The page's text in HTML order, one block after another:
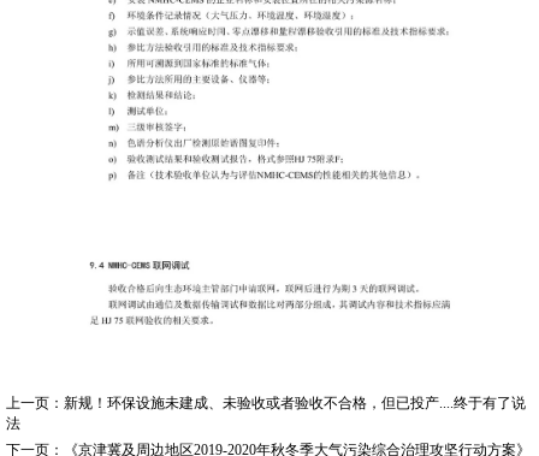
上一页： 新规！环保设施未建成、未验收或者验收不合格，但已投产....终于有了说
法
下一页：
《京津冀及周边地区2019-2020年秋冬季大气污染综合治理攻坚行动方案》